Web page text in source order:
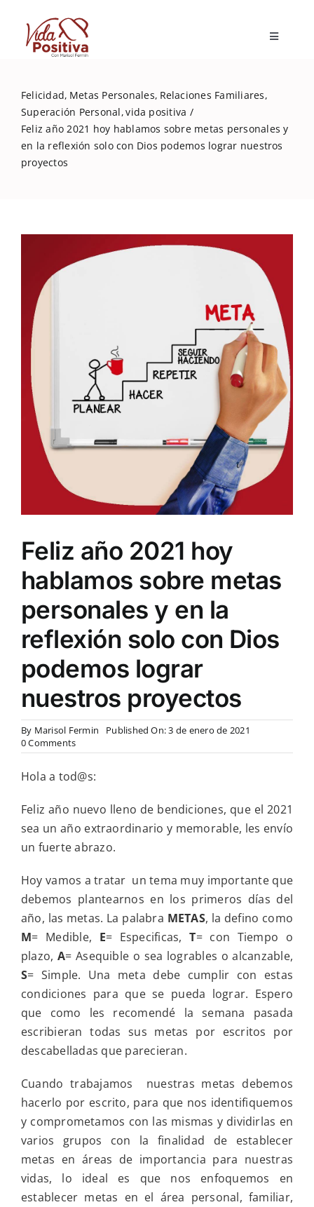
content
Toggle
Capacitaciones
Felicidad Metas Personales Relaciones Familiares
Superación Personal vida positiva
Feliz año 2021 hoy hablamos sobre metas personales y
en la reflexión solo con Dios podemos lograr nuestros
proyectos
Feliz año 2021 hoy
hablamos sobre metas
personales y en la
reflexión solo con Dios
podemos lograr
nuestros proyectos
By Marisol Fermin
Published On: 3 de enero de 2021
0 Commentson
Feliz
2021
hablamos
sobre
metas
personales
y
la
reflexión
solo
con
Dios
podemos
lograr
nuestros
proyectos
Hola a tod@s:
Feliz año nuevo lleno de bendiciones, que el 2021
sea un año extraordinario y memorable, les envío
un fuerte abrazo.
Hoy vamos a tratar un tema muy importante que
debemos plantearnos en los primeros días del
año, las metas. La palabra METAS, la defino como
M= Medible, E= Especificas,T= con Tiempo o
plazo, A= Asequible o sea logrables o alcanzable,
S= Simple. Una meta debe cumplir con estas
condiciones para que se pueda lograr. Espero
que como les recomendé la semana pasada
escribieran todas sus metas por escritos por
descabelladas que parecieran.
Cuando trabajamos nuestras metas debemos
hacerlo por escrito, para que nos identifiquemos
y comprometamos con las mismas y dividirlas en
varios grupos con la finalidad de establecer
metas en áreas de importancia para nuestras
vidas, lo ideal es que nos enfoquemos en
establecer metas en el área personal, familiar,